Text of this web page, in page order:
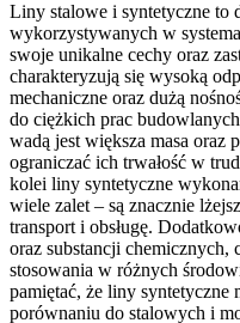
Liny stalowe i syntetyczne to
wykorzystywanych w
swoje unikalne cechy oraz
charakteryzują się wysoką
mechaniczne oraz dużą
do ciężkich prac
wadą jest większa masa oraz
ograniczać ich trwałość w
kolei liny syntetyczne
wiele zalet – są znacznie
transport i obsługę.
oraz substancji chemicznych,
stosowania w różnych
pamiętać, że liny syntetyczne
porównaniu do stalowych i